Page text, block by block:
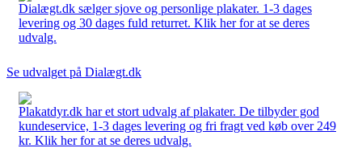
Dialægt.dk sælger sjove og personlige plakater. 1-3 dages
levering og 30 dages fuld returret. Klik her for at se deres
udvalg.
Se udvalget på Dialægt.dk
Plakatdyr.dk har et stort udvalg af plakater. De tilbyder god
kundeservice, 1-3 dages levering og fri fragt ved køb over 249
kr. Klik her for at se deres udvalg.